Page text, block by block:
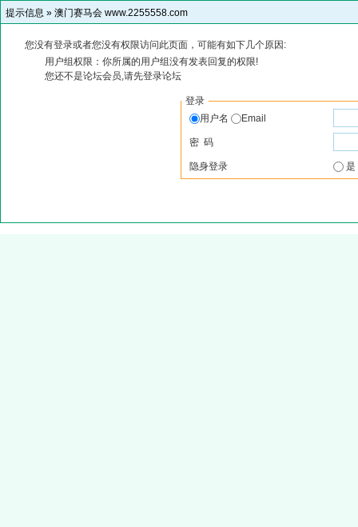
提示信息 » 澳门赛马会 www.2255558.com
您没有登录或者您没有权限访问此页面，可能有如下几个原因:
用户组权限：你所属的用户组没有发表回复的权限!
您还不是论坛会员,请先登录论坛
登录
用户名
Email
密 码
隐身登录